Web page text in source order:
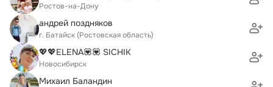
Ростов-на-Дону
андрей поздняков
г. Батайск (Ростовская область)
💖💖ELENA💟💟 SICHIK
Новосибирск
Михаил Баландин